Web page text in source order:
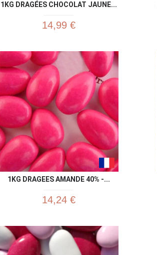
1KG DRAGÉES CHOCOLAT JAUNE...
14,99 €
 Aperçu rapide
1KG DRAGEES AMANDE 40% -...
14,24 €
 Aperçu rapide